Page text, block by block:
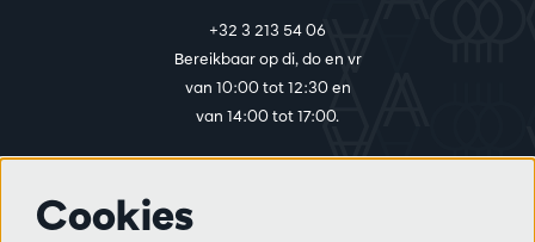
+32 3 213 54 06
Bereikbaar op di, do en vr
van 10:00 tot 12:30 en
van 14:00 tot 17:00.
Cookies